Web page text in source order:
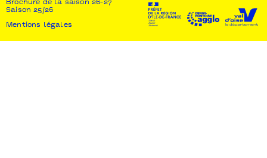
Brochure de la saison 26-27
Saison 25/26
Mentions légales